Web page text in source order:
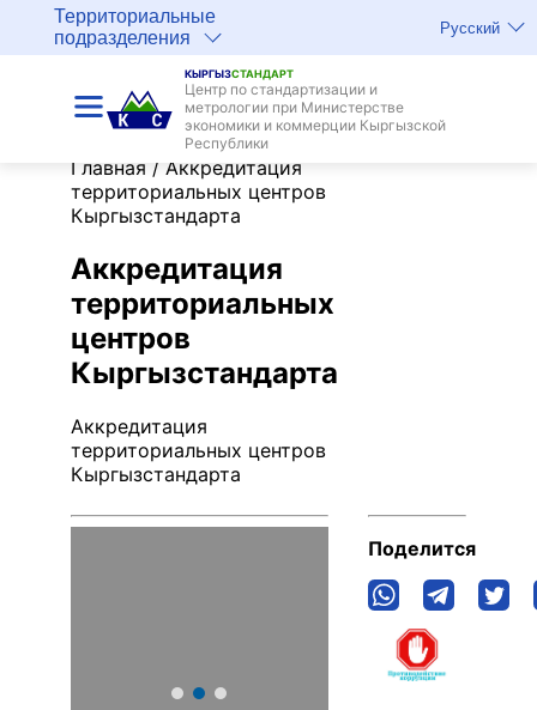
Территориальные
подразделения
Русский
КЫРГЫЗСТАНДАРТ
Центр по стандартизации и
метрологии при Министерстве
экономики и коммерции Кыргызской
Республики
Главная / Аккредитация
территориальных центров
Кыргызстандарта
Аккредитация
территориальных
центров
Кыргызстандарта
Аккредитация
территориальных центров
Кыргызстандарта
Поделится